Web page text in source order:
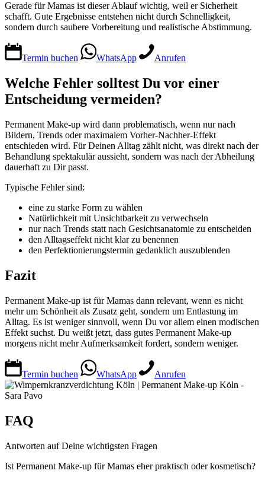
Gerade für Mamas ist dieser Ablauf wichtig, weil er Sicherheit
schafft. Gute Ergebnisse entstehen nicht durch Schnelligkeit,
sondern durch saubere Vorbereitung und realistische Abstimmung.
Termin buchen WhatsApp Anrufen
Welche Fehler solltest Du vor einer
Entscheidung vermeiden?
Permanent Make-up wird dann problematisch, wenn nur nach
Bildern, Trends oder maximalem Vorher-Nachher-Effekt
entschieden wird. Für Deinen Alltag zählt nicht, was direkt nach der
Behandlung spektakulär aussieht, sondern was nach der Abheilung
dauerhaft zu Dir passt.
Typische Fehler sind:
eine zu starke Form zu wählen
Natürlichkeit mit Unsichtbarkeit zu verwechseln
nur nach Trends statt nach Gesichtsanatomie zu entscheiden
den Alltagseffekt nicht klar zu benennen
den Perfektionierungstermin gedanklich auszublenden
Fazit
Permanent Make-up ist für Mamas dann relevant, wenn es nicht
mehr um Schönheit als Zusatz geht, sondern um Entlastung im
Alltag. Es ist weniger sinnvoll, wenn Du vor allem einen modischen
Effekt suchst. Du weißt jetzt, dass gutes Permanent Make-up
morgens nicht mehr Aufmerksamkeit fordert, sondern weniger.
Termin buchen WhatsApp Anrufen
FAQ
Antworten auf Deine wichtigsten Fragen
Ist Permanent Make-up für Mamas eher praktisch oder kosmetisch?